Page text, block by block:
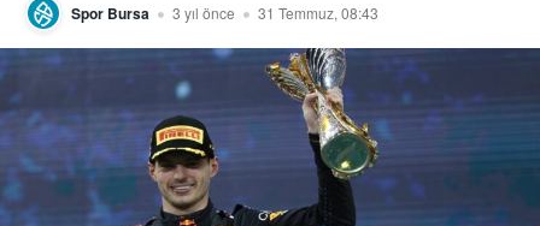
Spor Bursa 3 yıl önce 31 Temmuz, 08:43